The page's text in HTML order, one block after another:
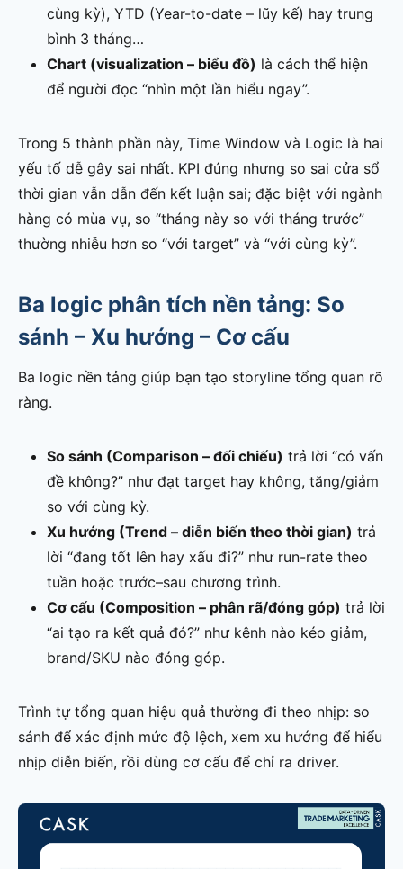
cùng kỳ), YTD (Year-to-date – lũy kế) hay trung
bình 3 tháng…
Chart (visualization – biểu đồ) là cách thể hiện
để người đọc “nhìn một lần hiểu ngay”.
Trong 5 thành phần này, Time Window và Logic là hai
yếu tố dễ gây sai nhất. KPI đúng nhưng so sai cửa sổ
thời gian vẫn dẫn đến kết luận sai; đặc biệt với ngành
hàng có mùa vụ, so “tháng này so với tháng trước”
thường nhiễu hơn so “với target” và “với cùng kỳ”.
Ba logic phân tích nền tảng: So
sánh – Xu hướng – Cơ cấu
Ba logic nền tảng giúp bạn tạo storyline tổng quan rõ
ràng.
So sánh (Comparison – đối chiếu) trả lời “có vấn
đề không?” như đạt target hay không, tăng/giảm
so với cùng kỳ.
Xu hướng (Trend – diễn biến theo thời gian) trả
lời “đang tốt lên hay xấu đi?” như run-rate theo
tuần hoặc trước–sau chương trình.
Cơ cấu (Composition – phân rã/đóng góp) trả lời
“ai tạo ra kết quả đó?” như kênh nào kéo giảm,
brand/SKU nào đóng góp.
Trình tự tổng quan hiệu quả thường đi theo nhịp: so
sánh để xác định mức độ lệch, xem xu hướng để hiểu
nhịp diễn biến, rồi dùng cơ cấu để chỉ ra driver.